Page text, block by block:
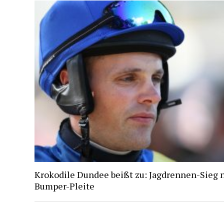
Krokodile Dundee beißt zu: Jagdrennen-Sieg
Bumper-Pleite